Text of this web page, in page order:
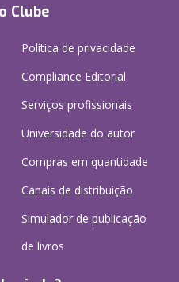
Clube
Política de privacidade
Compliance Editorial
Serviços profissionais
Universidade do autor
Compras em quantidade
Canais de distribuição
Simulador de publicação
de livros